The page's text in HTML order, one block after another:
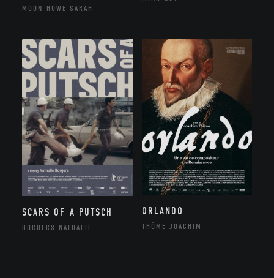
MOON-HOWE SARAH
SCARS OF A PUTSCH
BORGERS NATHALIE
ORLANDO
THÔME JOACHIM